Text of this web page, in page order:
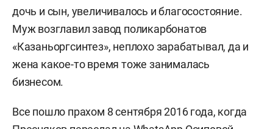
дочь и сын, увеличивалось и благосостояние.
Муж возглавил завод поликарбонатов
«Казаньоргсинтез», неплохо зарабатывал, да и
жена какое-то время тоже занималась
бизнесом.
Все пошло прахом 8 сентября 2016 года, когда